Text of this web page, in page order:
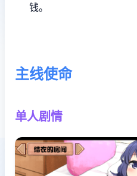
钱。
主线使命
单人剧情